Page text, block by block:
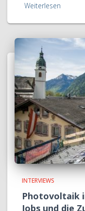
Weiterlesen
INTERVIEWS
Photovoltaik
Jobs und die